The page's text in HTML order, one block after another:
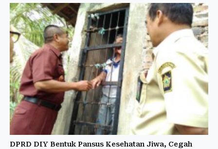
DPRD DIY Bentuk Pansus Kesehatan Jiwa, Cegah